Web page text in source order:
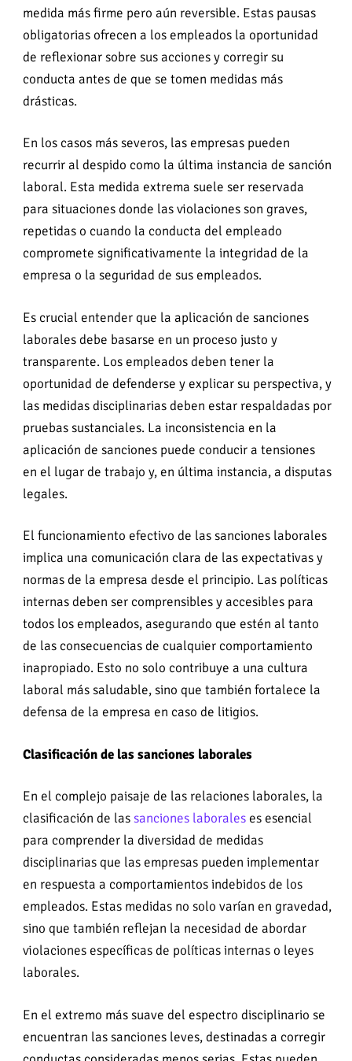
medida más firme pero aún reversible. Estas pausas
obligatorias ofrecen a los empleados la oportunidad
de reflexionar sobre sus acciones y corregir su
conducta antes de que se tomen medidas más
drásticas.
En los casos más severos, las empresas pueden
recurrir al despido como la última instancia de sanción
laboral. Esta medida extrema suele ser reservada
para situaciones donde las violaciones son graves,
repetidas o cuando la conducta del empleado
compromete significativamente la integridad de la
empresa o la seguridad de sus empleados.
Es crucial entender que la aplicación de sanciones
laborales debe basarse en un proceso justo y
transparente. Los empleados deben tener la
oportunidad de defenderse y explicar su perspectiva, y
las medidas disciplinarias deben estar respaldadas por
pruebas sustanciales. La inconsistencia en la
aplicación de sanciones puede conducir a tensiones
en el lugar de trabajo y, en última instancia, a disputas
legales.
El funcionamiento efectivo de las sanciones laborales
implica una comunicación clara de las expectativas y
normas de la empresa desde el principio. Las políticas
internas deben ser comprensibles y accesibles para
todos los empleados, asegurando que estén al tanto
de las consecuencias de cualquier comportamiento
inapropiado. Esto no solo contribuye a una cultura
laboral más saludable, sino que también fortalece la
defensa de la empresa en caso de litigios.
Clasificación de lassanciones laborales
En el complejo paisaje de las relaciones laborales, la
clasificación de lassanciones laborales es esencial
para comprender la diversidad de medidas
disciplinarias que las empresas pueden implementar
en respuesta a comportamientos indebidos de los
empleados. Estas medidas no solo varían en gravedad,
sino que también reflejan la necesidad de abordar
violaciones específicas de políticas internas o leyes
laborales.
En el extremo más suave del espectro disciplinario se
encuentran las sanciones leves, destinadas a corregir